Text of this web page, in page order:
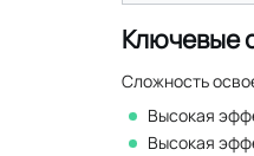
Ключевые
Сложность
Высокая
Высокая